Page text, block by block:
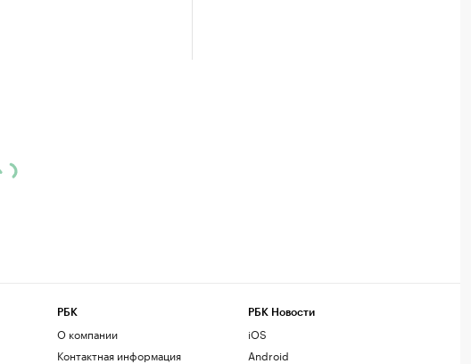
РБК
О компании
Контактная информация
РБК Новости
iOS
Android